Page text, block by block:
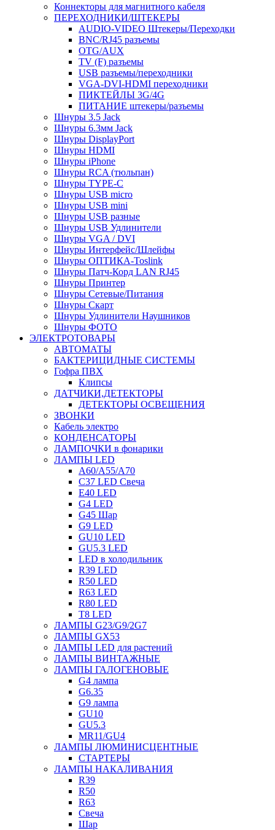
Коннекторы для магнитного кабеля
ПЕРЕХОДНИКИ/ШТЕКЕРЫ
AUDIO-VIDEO Штекеры/Переходки
BNC/RJ45 разъемы
OTG/AUX
TV (F) разъемы
USB разъемы/переходники
VGA-DVI-HDMI переходники
ПИКТЕЙЛЫ 3G/4G
ПИТАНИЕ штекеры/разъемы
Шнуры 3.5 Jack
Шнуры 6.3мм Jack
Шнуры DisplayPort
Шнуры HDMI
Шнуры iPhone
Шнуры RCA (тюльпан)
Шнуры TYPE-C
Шнуры USB micro
Шнуры USB mini
Шнуры USB разные
Шнуры USB Удлинители
Шнуры VGA / DVI
Шнуры Интерфейс/Шлейфы
Шнуры ОПТИКА-Toslink
Шнуры Патч-Корд LAN RJ45
Шнуры Принтер
Шнуры Сетевые/Питания
Шнуры Скарт
Шнуры Удлинители Наушников
Шнуры ФОТО
ЭЛЕКТРОТОВАРЫ
АВТОМАТЫ
БАКТЕРИЦИДНЫЕ СИСТЕМЫ
Гофра ПВХ
Клипсы
ДАТЧИКИ,ДЕТЕКТОРЫ
ДЕТЕКТОРЫ ОСВЕЩЕНИЯ
ЗВОНКИ
Кабель электро
КОНДЕНСАТОРЫ
ЛАМПОЧКИ в фонарики
ЛАМПЫ LED
A60/A55/A70
C37 LED Свеча
E40 LED
G4 LED
G45 Шар
G9 LED
GU10 LED
GU5.3 LED
LED в холодильник
R39 LED
R50 LED
R63 LED
R80 LED
T8 LED
ЛАМПЫ G23/G9/2G7
ЛАМПЫ GX53
ЛАМПЫ LED для растений
ЛАМПЫ ВИНТАЖНЫЕ
ЛАМПЫ ГАЛОГЕНОВЫЕ
G4 лампа
G6.35
G9 лампа
GU10
GU5.3
MR11/GU4
ЛАМПЫ ЛЮМИНИСЦЕНТНЫЕ
СТАРТЕРЫ
ЛАМПЫ НАКАЛИВАНИЯ
R39
R50
R63
Свеча
Шар